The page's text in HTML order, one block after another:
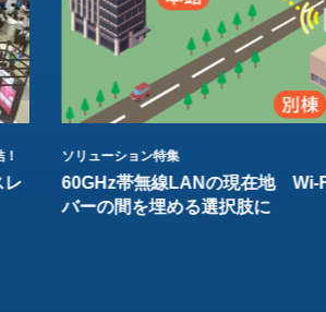
レ
ソリューション特集
60GHz帯無線LANの現在地 Wi-
バーの間を埋める選択肢に